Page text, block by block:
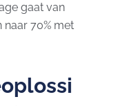
gaat van
naar 70% met